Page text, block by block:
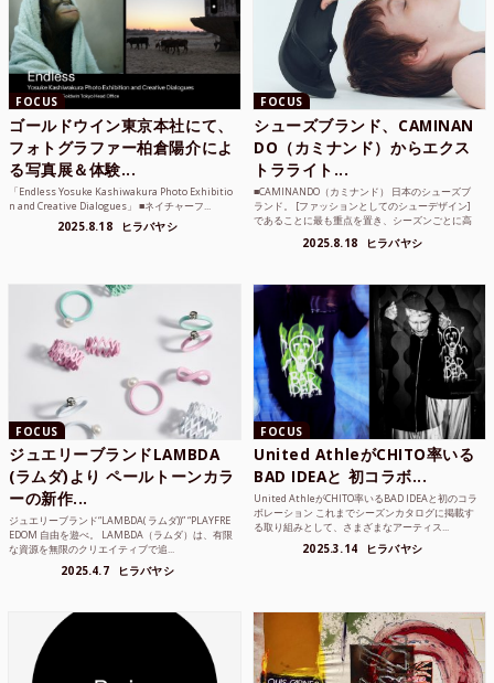
FOCUS
ゴールドウイン東京本社にて、
フォトグラファー柏倉陽介によ
る写真展＆体験...
「Endless Yosuke Kashiwakura Photo Exhibitio
n and Creative Dialogues」 ■ネイチャーフ...
2025.8.18 ヒラバヤシ
FOCUS
シューズブランド、CAMINAN
DO（カミナンド）からエクス
トラライト...
■CAMINANDO（カミナンド） 日本のシューズブ
ランド。 [ファッションとしてのシューデザイン]
であることに最も重点を置き、シーズンごとに高
2025.8.18 ヒラバヤシ
FOCUS
ジュエリーブランドLAMBDA
(ラムダ)より ペールトーンカラ
ーの新作...
ジュエリーブランド“LAMBDA( ラムダ))” “PLAYFRE
EDOM 自由を遊べ。 LAMBDA（ラムダ）は、有限
な資源を無限のクリエイティブで追...
2025.4.7 ヒラバヤシ
FOCUS
United AthleがCHITO率いる
BAD IDEAと 初コラボ...
United AthleがCHITO率いるBAD IDEAと初のコラ
ボレーション これまでシーズンカタログに掲載す
る取り組みとして、さまざまなアーティス...
2025.3.14 ヒラバヤシ